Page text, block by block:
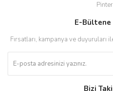
E-Bültene
Fırsatları, kampanya ve
Bizi